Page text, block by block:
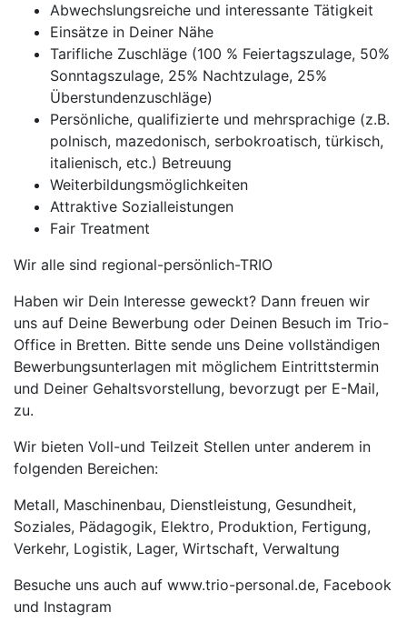
Abwechslungsreiche und interessante Tätigkeit
Einsätze in Deiner Nähe
Tarifliche Zuschläge (100 % Feiertagszulage, 50%
Sonntagszulage, 25% Nachtzulage, 25%
Überstundenzuschläge)
Persönliche, qualifizierte und mehrsprachige (z.B.
polnisch, mazedonisch, serbokroatisch, türkisch,
italienisch, etc.) Betreuung
Weiterbildungsmöglichkeiten
Attraktive Sozialleistungen
Fair Treatment
Wir alle sind regional-persönlich-TRIO
Haben wir Dein Interesse geweckt? Dann freuen wir
uns auf Deine Bewerbung oder Deinen Besuch im Trio-
Office in Bretten. Bitte sende uns Deine vollständigen
Bewerbungsunterlagen mit möglichem Eintrittstermin
und Deiner Gehaltsvorstellung, bevorzugt per E-Mail,
zu.
Wir bieten Voll-und Teilzeit Stellen unter anderem in
folgenden Bereichen:
Metall, Maschinenbau, Dienstleistung, Gesundheit,
Soziales, Pädagogik, Elektro, Produktion, Fertigung,
Verkehr, Logistik, Lager, Wirtschaft, Verwaltung
Besuche uns auch auf www.trio-personal.de, Facebook
und Instagram